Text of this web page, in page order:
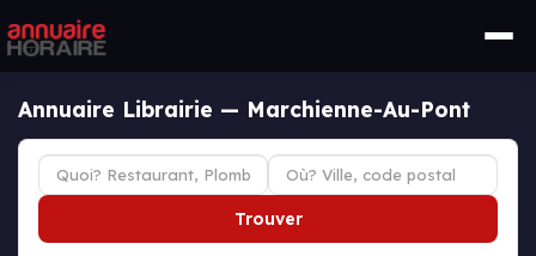
Annuaire Librairie — Marchienne-Au-Pont
Trouver